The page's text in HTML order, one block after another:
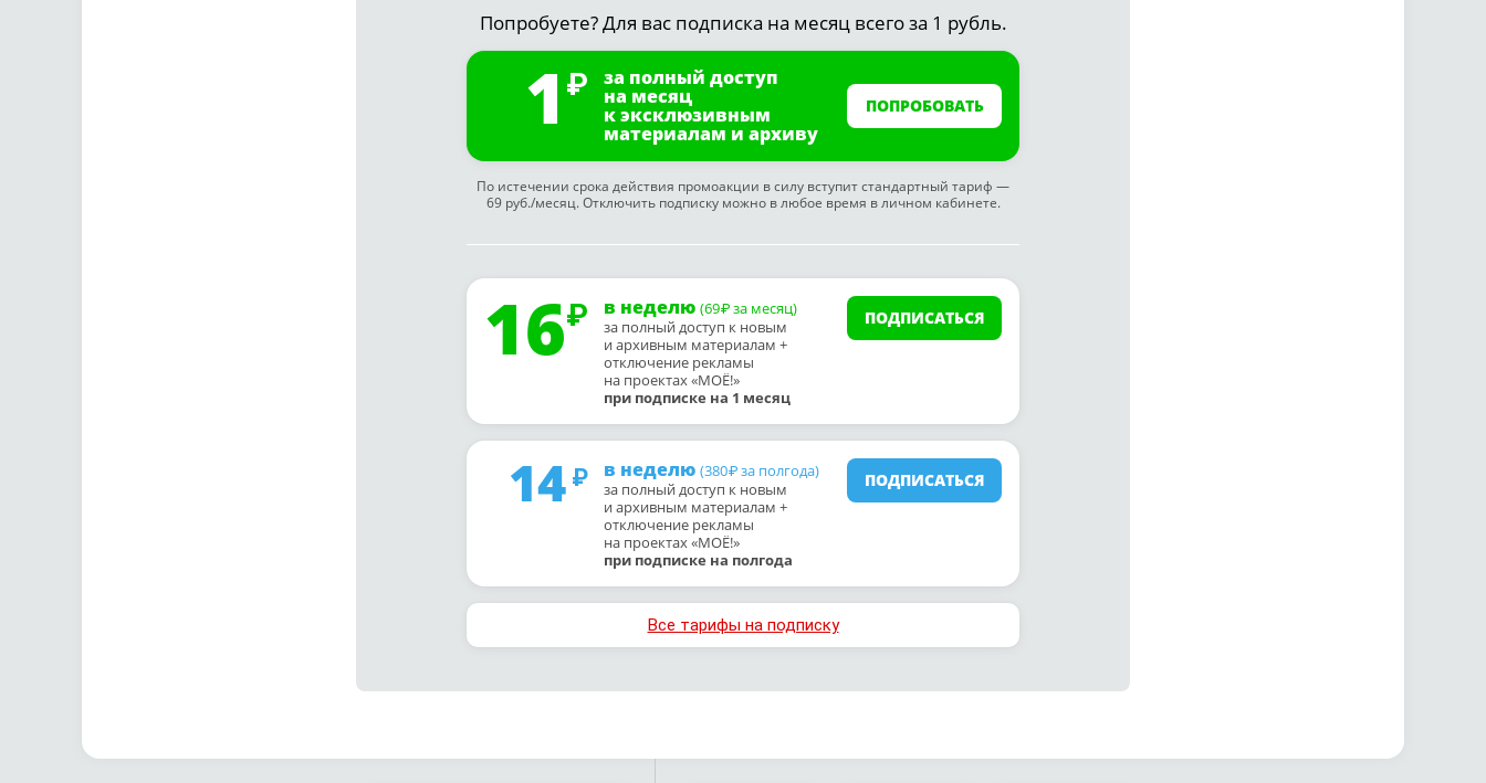
Попробуете? Для вас подписка на месяц всего за 1 рубль.
1 за полный доступ
на месяц
к эксклюзивным
материалам и архиву
ПОПРОБОВАТЬ
По истечении срока действия промоакции в силу вступит стандартный тариф —
69 руб./месяц. Отключить подписку можно в любое время в личном кабинете.
16 в неделю (69₽ за месяц)
за полный доступ к новым
и архивным материалам +
отключение рекламы
на проектах «МОЁ!»
при подписке на 1 месяц
ПОДПИСАТЬСЯ
14 в неделю (380₽ за полгода)
за полный доступ к новым
и архивным материалам +
отключение рекламы
на проектах «МОЁ!»
при подписке на полгода
ПОДПИСАТЬСЯ
Все тарифы на подписку